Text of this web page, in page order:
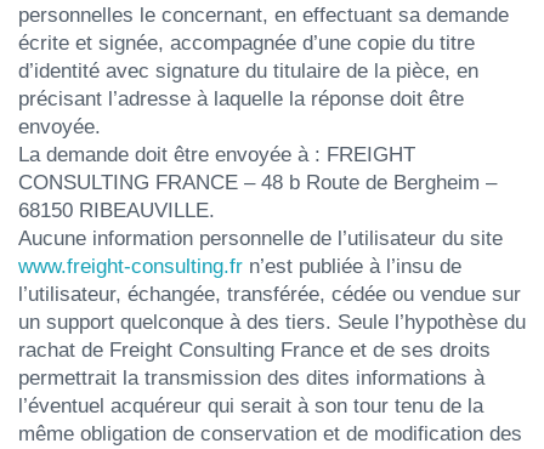
personnelles le concernant, en effectuant sa demande
écrite et signée, accompagnée d’une copie du titre
d’identité avec signature du titulaire de la pièce, en
précisant l’adresse à laquelle la réponse doit être
envoyée.
La demande doit être envoyée à : FREIGHT
CONSULTING FRANCE – 48 b Route de Bergheim –
68150 RIBEAUVILLE.
Aucune information personnelle de l’utilisateur du site
www.freight-consulting.fr n’est publiée à l’insu de
l’utilisateur, échangée, transférée, cédée ou vendue sur
un support quelconque à des tiers. Seule l’hypothèse du
rachat de Freight Consulting France et de ses droits
permettrait la transmission des dites informations à
l’éventuel acquéreur qui serait à son tour tenu de la
même obligation de conservation et de modification des